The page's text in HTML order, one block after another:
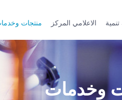
منتجات الاعلامي المركز
وخدمات